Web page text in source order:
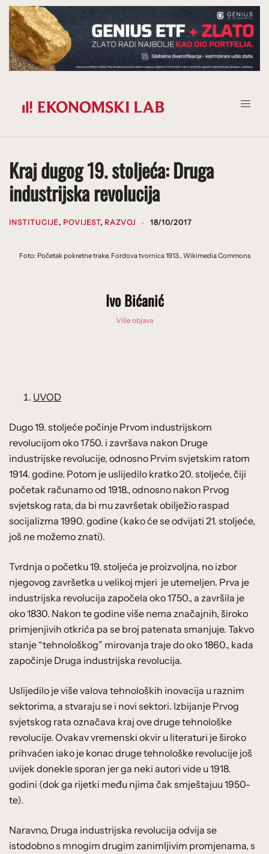
Prijeđi
na
sadržaj
Kraj dugog 19. stoljeća: Druga
industrijska revolucija
INSTITUCIJE, POVIJEST, RAZVOJ 18/10/2017
Foto: Početak pokretne trake, Fordova tvornica 1913., Wikimedia Commons
Ivo Bićanić
Više objava
UVOD
Dugo 19. stoljeće počinje Prvom industrijskom
revolucijom oko 1750. i završava nakon Druge
industrijske revolucije, odnosno Prvim svjetskim ratom
1914. godine. Potom je uslijedilo kratko 20. stoljeće, čiji
početak računamo od 1918., odnosno nakon Prvog
svjetskog rata, da bi mu završetak obilježio raspad
socijalizma 1990. godine (kako će se odvijati 21. stoljeće,
još ne možemo znati).
Tvrdnja o početku 19. stoljeća je proizvoljna, no izbor
njegovog završetka u velikoj mjeri je utemeljen. Prva je
industrijska revolucija započela oko 1750., a završila je
oko 1830. Nakon te godine više nema značajnih, široko
primjenjivih otkrića pa se broj patenata smanjuje. Takvo
stanje “tehnološkog” mirovanja traje do oko 1860., kada
započinje Druga industrijska revolucija.
Uslijedilo je više valova tehnoloških inovacija u raznim
sektorima, a stvaraju se i novi sektori. Izbijanje Prvog
svjetskog rata označava kraj ove druge tehnološke
revolucije. Ovakav vremenski okvir u literaturi je široko
prihvaćen iako je konac druge tehnološke revolucije još
uvijek donekle sporan jer ga neki autori vide u 1918.
godini (dok ga rijetki među njima čak smještajuu 1950-
te).
Naravno, Druga industrijska revolucija odvija se
istodobno s mnogim drugim zanimljivim promjenama, s